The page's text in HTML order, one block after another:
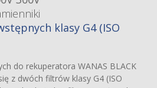
klasy G4 (ISO
do rekuperatora WANAS BLACK
z dwóch filtrów klasy G4 (ISO